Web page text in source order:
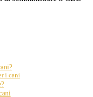
i cani